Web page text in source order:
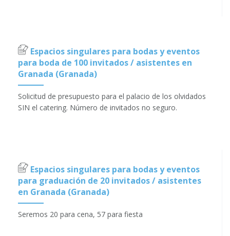
Espacios singulares para bodas y eventos
para boda de 100 invitados / asistentes en
Granada (Granada)
Solicitud de presupuesto para el palacio de los olvidados
SIN el catering. Número de invitados no seguro.
Espacios singulares para bodas y eventos
para graduación de 20 invitados / asistentes
en Granada (Granada)
Seremos 20 para cena, 57 para fiesta